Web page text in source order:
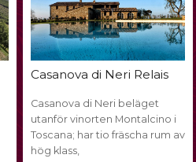
Casanova di Neri Relais
Casanova di Neri beläget
utanför vinorten Montalcino i
Toscana; har tio fräscha rum av
hög klass,